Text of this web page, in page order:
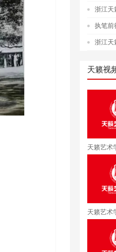
浙江天
执笔前
浙江天
天籁视
天籁艺术
美术专业
天籁艺术
美术专业
国美术学